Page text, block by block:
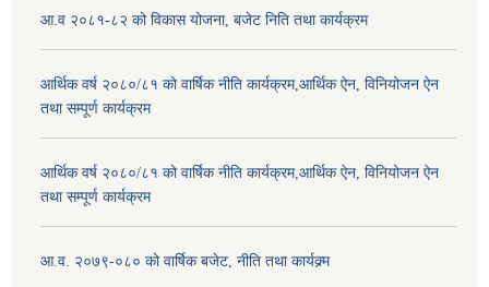
आ.व २०८१-८२ को विकास योजना, बजेट निति तथा कार्यक्रम
आर्थिक वर्ष २०८०/८१ को वार्षिक नीति कार्यक्रम,आर्थिक ऐन, विनियोजन ऐन
तथा सम्पूर्ण कार्यक्रम
आर्थिक वर्ष २०८०/८१ को वार्षिक नीति कार्यक्रम,आर्थिक ऐन, विनियोजन ऐन
तथा सम्पूर्ण कार्यक्रम
आ.व. २०७९-०८० को वार्षिक बजेट, नीति तथा कार्यक्र्म